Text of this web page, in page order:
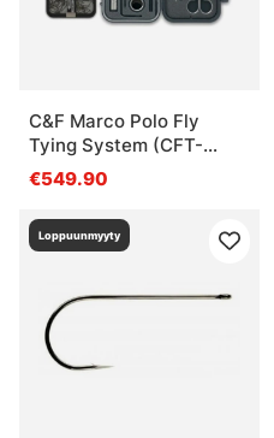
C&F Marco Polo Fly
Tying System (CFT-
1000)
€549.90
Loppuunmyyty